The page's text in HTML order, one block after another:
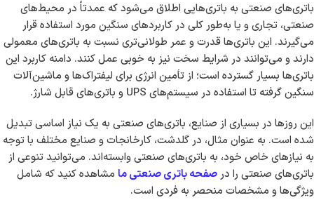
باتری‌های صنعتی به باتری‌هایی اطلاق می‌شود که عمدتاً در محیط‌های
صنعتی، تجاری و یا به‌طور کلی در کاربردهای سنگین مورد استفاده قرار
می‌گیرند. این باتری‌ها قدرت و عمر طولانی‌تری نسبت به باتری‌های معمولی
دارند و می‌توانند در شرایط سخت نیز به خوبی عمل کنند. دامنه کاربرد این
باتری‌ها بسیار گسترده است؛ از تأمین انرژی برای لیفتراک‌ها و ماشین‌آلات
سنگین گرفته تا استفاده در سیستم‌های UPS و باتری‌های قابل شارژ.
این روزها در بسیاری از صنایع، باتری‌های صنعتی به یک نیاز اساسی تبدیل
شده است. به عنوان مثال، در گلدشت، کارخانجات و صنایع مختلف با توجه
به نیازهای خاص خود، به باتری‌های صنعتی وابسته‌اند. می‌توانید تنوعی از
باتری‌های صنعتی را درصفحه باتری صنعتی ما مشاهده کنید که شامل
ویژگی‌ها و مشخصات منحصر به فردی است.